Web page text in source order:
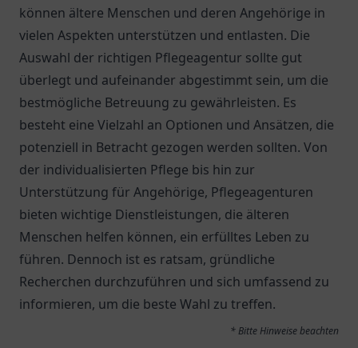
können ältere Menschen und deren Angehörige in
vielen Aspekten unterstützen und entlasten. Die
Auswahl der richtigen Pflegeagentur sollte gut
überlegt und aufeinander abgestimmt sein, um die
bestmögliche Betreuung zu gewährleisten. Es
besteht eine Vielzahl an Optionen und Ansätzen, die
potenziell in Betracht gezogen werden sollten. Von
der individualisierten Pflege bis hin zur
Unterstützung für Angehörige, Pflegeagenturen
bieten wichtige Dienstleistungen, die älteren
Menschen helfen können, ein erfülltes Leben zu
führen. Dennoch ist es ratsam, gründliche
Recherchen durchzuführen und sich umfassend zu
informieren, um die beste Wahl zu treffen.
* Bitte Hinweise beachten